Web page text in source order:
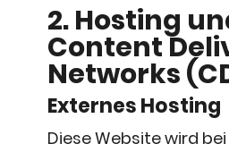
2. Hosting
Content
Networks
Externes Hosting
Diese Website wird